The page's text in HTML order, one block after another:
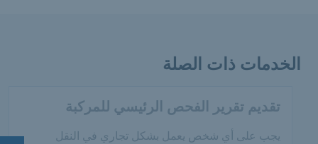
الخدمات ذات الصلة
تقديم تقرير الفحص الرئيسي للمركبة
يجب على أي شخص يعمل بشكل تجاري في النقل